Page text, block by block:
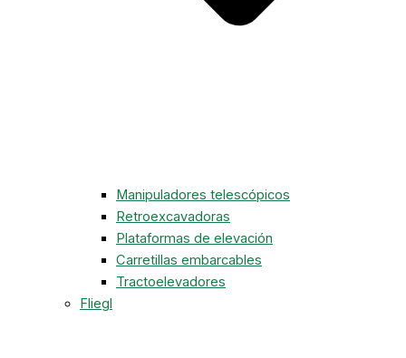
Manipuladores telescópicos
Retroexcavadoras
Plataformas de elevación
Carretillas embarcables
Tractoelevadores
Fliegl